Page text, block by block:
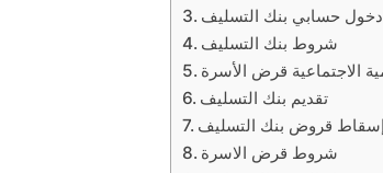
حسابي بنك التسليف
شروط بنك التسليف
الاجتماعية قرض الأسرة
تقديم بنك التسليف
إسقاط قروض بنك التسليف
شروط قرض الاسرة